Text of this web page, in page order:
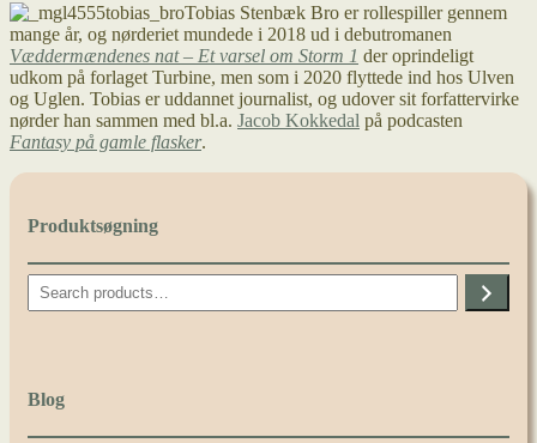
Tobias Stenbæk Bro er rollespiller gennem
mange år, og nørderiet mundede i 2018 ud i debutromanen
Væddermændenes nat – Et varsel om Storm 1 der oprindeligt
udkom på forlaget Turbine, men som i 2020 flyttede ind hos Ulven
og Uglen. Tobias er uddannet journalist, og udover sit forfattervirke
nørder han sammen med bl.a. Jacob Kokkedal på podcasten
Fantasy på gamle flasker.
Produktsøgning
Search
Blog